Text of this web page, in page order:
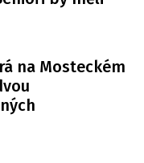
na Mosteckém